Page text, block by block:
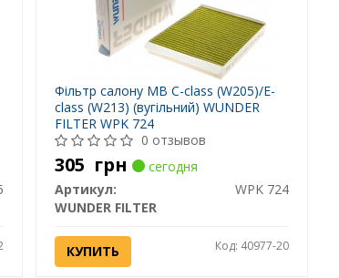
Фільтр салону MB C-class (W205)/E-
class (W213) (вугільний) WUNDER
FILTER WPK 724
0 отзывов
305 грн
сегодня
Артикул:
WPK 724
WUNDER FILTER
КУПИТЬ Код: 40977-20